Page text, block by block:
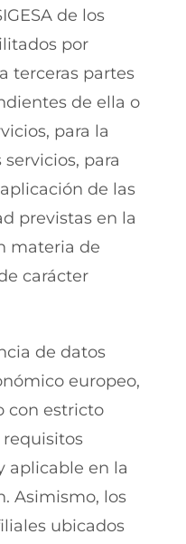
de los
por
terceras partes
de ella o
para la
para
de las
previstas en la
materia de
carácter
de datos
europeo,
con estricto
aplicable en la
Asimismo, los
ubicados